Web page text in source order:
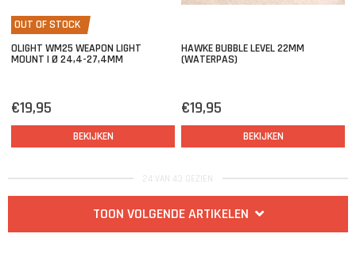
OUT OF STOCK
OLIGHT WM25 WEAPON LIGHT
MOUNT | Ø 24,4-27,4MM
€19,95
BEKIJKEN
HAWKE BUBBLE LEVEL 22MM
(WATERPAS)
€19,95
BEKIJKEN
24 VAN 43 GEZIEN
TOON VOLGENDE ARTIKELEN